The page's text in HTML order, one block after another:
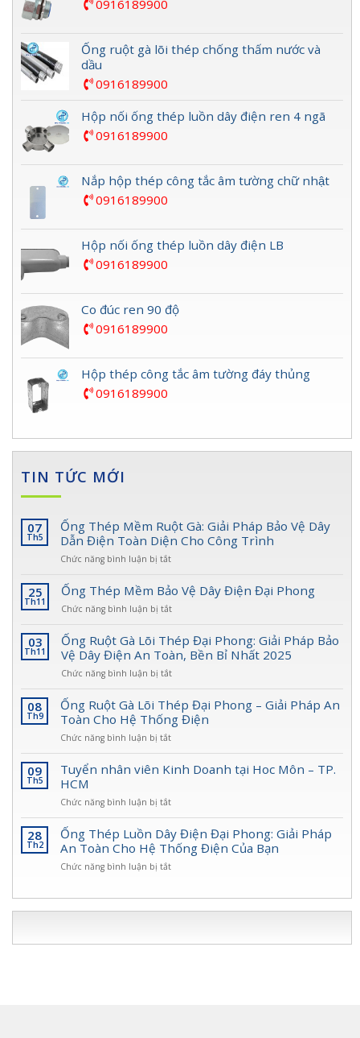
0916189900
Ống ruột gà lõi thép chống thấm nước và
dầu
0916189900
Hộp nối ống thép luồn dây điện ren 4 ngã
0916189900
Nắp hộp thép công tắc âm tường chữ nhật
0916189900
Hộp nối ống thép luồn dây điện LB
0916189900
Co đúc ren 90 độ
0916189900
Hộp thép công tắc âm tường đáy thủng
0916189900
TIN TỨC MỚI
07
Th5
Ống Thép Mềm Ruột Gà: Giải Pháp Bảo Vệ Dây
Dẫn Điện Toàn Diện Cho Công Trình
Chức năng bình luận bị tắtở
Thép
Mềm
Ruột
Giải
Pháp
Dẫn
Điện
Toàn
Cho
Công
25
Th11
Ống Thép Mềm Bảo Vệ Dây Điện Đại Phong
Chức năng bình luận bị tắtở
Thép
Mềm
Bảo
Vệ
Dây
Điện
Đại
Phong
03
Th11
Ống Ruột Gà Lõi Thép Đại Phong: Giải Pháp Bảo
Vệ Dây Điện An Toàn, Bền Bỉ Nhất 2025
Chức năng bình luận bị tắtở
Ruột
Gà
Lõi
Đại
Phong:
Dây
Điện
08
Th9
Ống Ruột Gà Lõi Thép Đại Phong – Giải Pháp An
Toàn Cho Hệ Thống Điện
Chức năng bình luận bị tắtở
Ruột
Gà
Thép
Đại
Phong
–
Pháp
Toàn
Cho
Thống
09
Th5
Tuyển nhân viên Kinh Doanh tại Hoc Môn – TP.
HCM
Chức năng bình luận bị tắtở
nhân
viên
Kinh
Doanh
Hoc
Môn
28
Th2
Ống Thép Luồn Dây Điện Đại Phong: Giải Pháp
An Toàn Cho Hệ Thống Điện Của Bạn
Chức năng bình luận bị tắtở
Đại